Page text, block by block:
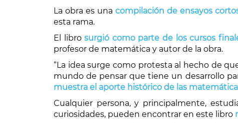
La obra es una compilación de ensayos
esta rama.
El librosurgió como parte de los cursos
profesor de matemática y autor de la obra.
“La idea surge como protesta al hecho de
mundo de pensar que tiene un desarrollo
muestra el aporte histórico de las
Cualquier persona, y principalmente,
curiosidades, pueden encontrar en este libro